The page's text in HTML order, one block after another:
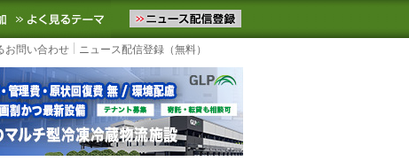
ュースをお届けします。物流ニュースメール配信を登録す
お気に入りに追加 よく見るテーマ
お問い合わせ ニュース配信登録（無料）